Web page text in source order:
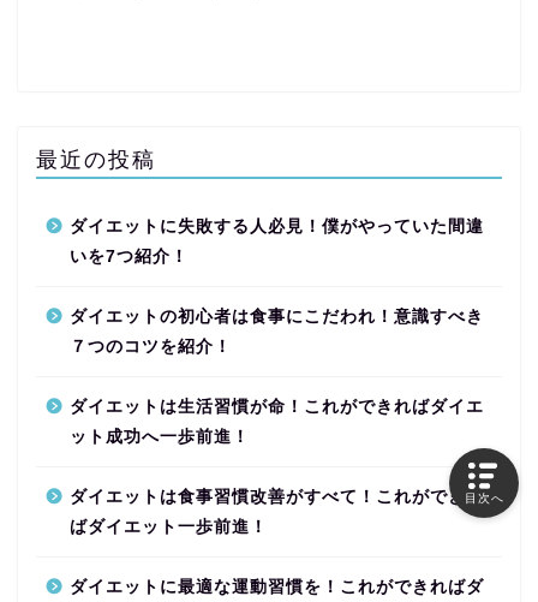
最近の投稿
ダイエットに失敗する人必見！僕がやっていた間違
いを7つ紹介！
ダイエットの初心者は食事にこだわれ！意識すべき
７つのコツを紹介！
ダイエットは生活習慣が命！これができればダイエ
ット成功へ一歩前進！
ダイエットは食事習慣改善がすべて！これができれ
ばダイエット一歩前進！
ダイエットに最適な運動習慣を！これができればダ
目次へ